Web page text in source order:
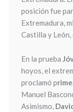
posición fue
Extremadura,
Castilla y León,
En la prueba
hoyos, el
proclamó p
Manuel
Asimismo,